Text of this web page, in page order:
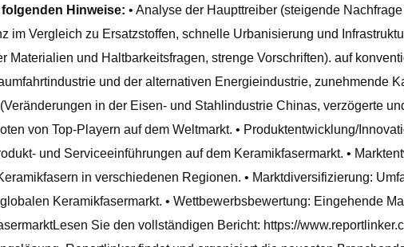
Hinweise: • Analyse der Haupttreiber (steigende
Vergleich zu Ersatzstoffen, schnelle Urbanisierung und
und Haltbarkeitsfragen, strenge Vorschriften). auf
und der alternativen Energieindustrie, zunehmende
in der Eisen- und Stahlindustrie Chinas, verzögerte
von Top-Playern auf dem Weltmarkt. • Produktentwicklung/
und Serviceeinführungen auf dem Keramikfasermarkt. •
in verschiedenen Regionen. • Marktdiversifizierung:
Keramikfasermarkt. • Wettbewerbsbewertung: Eingehende
Sie den vollständigen Bericht: https://